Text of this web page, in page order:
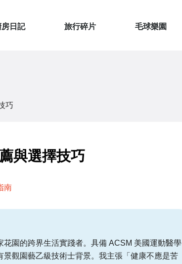
房日記 旅行碎片 毛球樂園
巧
與選擇技巧
南
園的跨界生活實踐者。具備 ACSM 美國運動醫學
觀園藝乙級技術士背景。我主張「健康不應是苦